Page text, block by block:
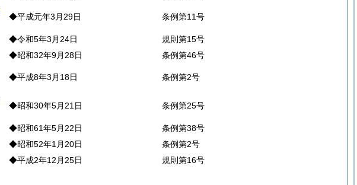
◆平成元年3月29日 条例第11号
◆令和5年3月24日
規則第15号
◆昭和32年9月28日
条例第46号
◆平成8年3月18日 条例第2号
◆昭和30年5月21日 条例第25号
◆昭和61年5月22日
条例第38号
◆昭和52年1月20日
条例第2号
◆平成2年12月25日
規則第16号